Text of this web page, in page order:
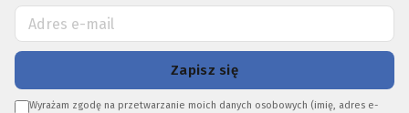
Zapisz się
Wyrażam zgodę na przetwarzanie moich danych osobowych (imię, adres e-